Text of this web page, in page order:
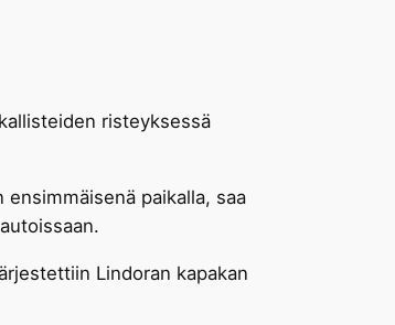
risteyksessä
paikalla, saa
Lindoran kapakan